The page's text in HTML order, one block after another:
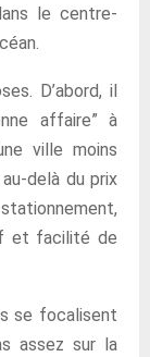
le centre-
D’abord, il
affaire” à
ville moins
delà du prix
et facilité de
se focalisent
assez sur la